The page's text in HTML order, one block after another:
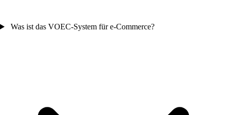
Was ist das VOEC-System für e-Commerce?